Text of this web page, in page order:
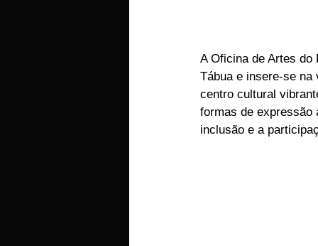
A Oficina de Artes do
Tábua e insere-se na
centro cultural
formas de expressão
inclusão e a